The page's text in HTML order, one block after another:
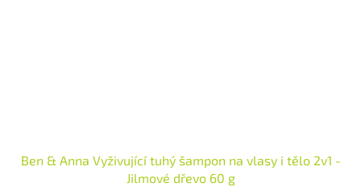
Ben & Anna Vyživující tuhý šampon na vlasy i tělo 2v1 -
Jilmové dřevo 60 g